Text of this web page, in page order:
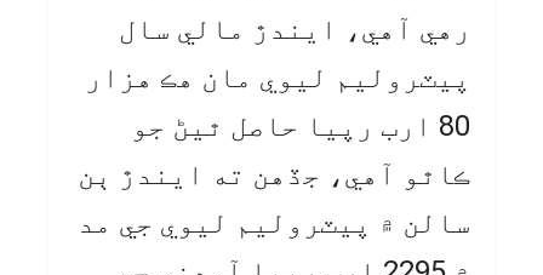
رهي آهي، ايندڙ مالي سال
پيٽروليم ليوي مان هڪ هزار
80 ارب رپيا حاصل ٿيڻ جو
ڪاٿو آهي، جڏهن ته ايندڙ ٻن
سالن ۾ پيٽروليم ليوي جي مد